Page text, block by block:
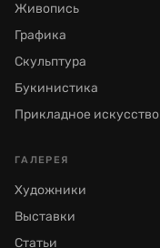
Живопись
Графика
Скульптура
Букинистика
Прикладное искусство
ГАЛЕРЕЯ
Художники
Выставки
Статьи